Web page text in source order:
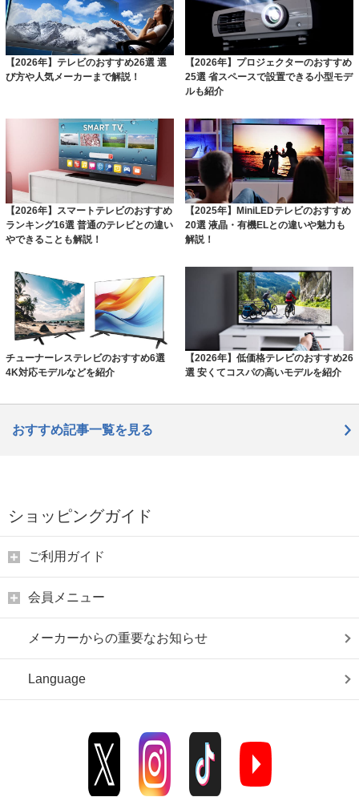
【2026年】テレビのおすすめ26選 選
び方や人気メーカーまで解説！
【2026年】プロジェクターのおすすめ
25選 省スペースで設置できる小型モデ
ルも紹介
【2026年】スマートテレビのおすすめ
ランキング16選 普通のテレビとの違い
やできることも解説！
【2025年】MiniLEDテレビのおすすめ
20選 液晶・有機ELとの違いや魅力も
解説！
チューナーレステレビのおすすめ6選
4K対応モデルなどを紹介
【2026年】低価格テレビのおすすめ26
選 安くてコスパの高いモデルを紹介
おすすめ記事一覧を見る
ショッピングガイド
ご利用ガイド
会員メニュー
メーカーからの重要なお知らせ
Language